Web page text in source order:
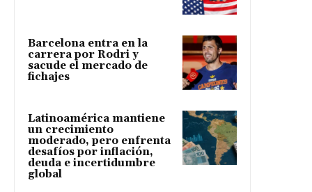
Barcelona entra en la
carrera por Rodri y
sacude el mercado de
fichajes
Latinoamérica mantiene
un crecimiento
moderado, pero enfrenta
desafíos por inflación,
deuda e incertidumbre
global